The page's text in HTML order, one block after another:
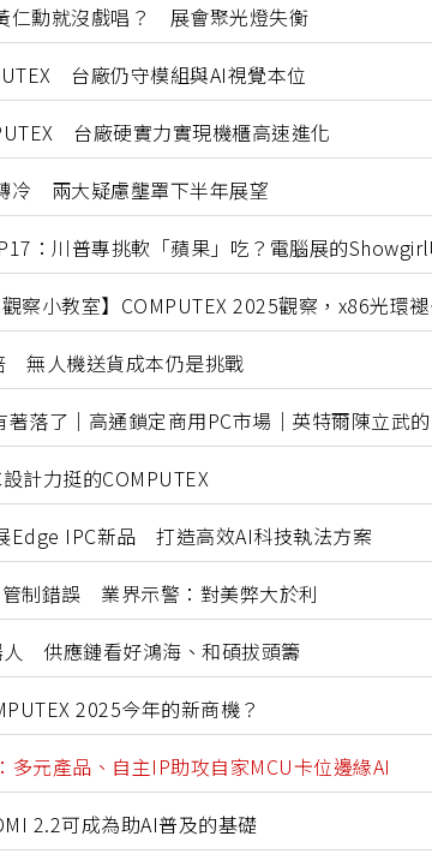
仁勳就沒戲唱？ 展會聚光燈失衡
台廠仍守模組與AI視覺本位
台廠硬實力實現機櫃高速進化
冷 兩大疑慮壟罩下半年展望
：川普專挑軟「蘋果」吃？電腦展的Showgirl
察小教室】COMPUTEX 2025觀察，x86光環
無人機送貨成本仍是挑戰
著落了｜高通鎖定商用PC市場｜英特爾陳立武
計力挺的COMPUTEX
Edge IPC新品 打造高效AI科技執法方案
制錯誤 業界示警：對美弊大於利
人 供應鏈看好鴻海、和碩拔頭籌
2025今年的新商機？
多元產品、自主IP助攻自家MCU卡位邊緣AI
2.2可成為助AI普及的基礎